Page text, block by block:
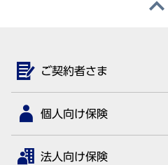
ご契約者さま
個人向け保険
法人向け保険